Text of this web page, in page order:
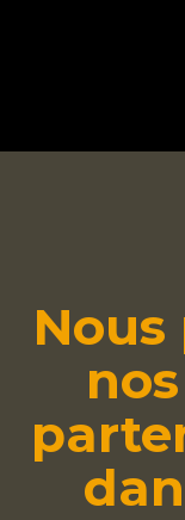
Nous